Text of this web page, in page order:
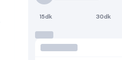
15dk 30dk